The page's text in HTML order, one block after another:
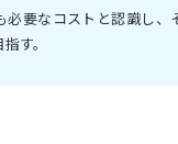
必要なコストと認識し、
す。